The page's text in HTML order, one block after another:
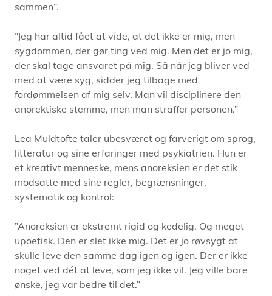
sammen”.
”Jeg har altid fået at vide, at det ikke er mig, men
sygdommen, der gør ting ved mig. Men det er jo mig,
der skal tage ansvaret på mig. Så når jeg bliver ved
med at være syg, sidder jeg tilbage med
fordømmelsen af mig selv. Man vil disciplinere den
anorektiske stemme, men man straffer personen.”
Lea Muldtofte taler ubesværet og farverigt om sprog,
litteratur og sine erfaringer med psykiatrien. Hun er
et kreativt menneske, mens anoreksien er det stik
modsatte med sine regler, begrænsninger,
systematik og kontrol:
”Anoreksien er ekstremt rigid og kedelig. Og meget
upoetisk. Den er slet ikke mig. Det er jo røvsygt at
skulle leve den samme dag igen og igen. Der er ikke
noget ved dét at leve, som jeg ikke vil. Jeg ville bare
ønske, jeg var bedre til det.”